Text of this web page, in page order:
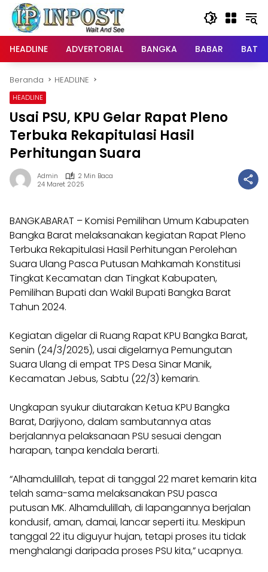
Langsung
konten
HEADLINE
ADVERTORIAL BANGKA BABAR
Beranda HEADLINE
HEADLINE
Usai PSU, KPU Gelar Rapat Pleno
Terbuka Rekapitulasi Hasil
Perhitungan Suara
Admin
2 Min Baca
24 Maret 2025
BANGKABARAT – Komisi Pemilihan Umum Kabupaten
Bangka Barat melaksanakan kegiatan Rapat Pleno
Terbuka Rekapitulasi Hasil Perhitungan Perolehan
Suara Ulang Pasca Putusan Mahkamah Konstitusi
Tingkat Kecamatan dan Tingkat Kabupaten,
Pemilihan Bupati dan Wakil Bupati Bangka Barat
Tahun 2024.
Kegiatan digelar di Ruang Rapat KPU Bangka Barat,
Senin (24/3/2025), usai digelarnya Pemungutan
Suara Ulang di empat TPS Desa Sinar Manik,
Kecamatan Jebus, Sabtu (22/3) kemarin.
Ungkapan syukur diutarakan Ketua KPU Bangka
Barat, Darjiyono, dalam sambutannya atas
berjalannya pelaksanaan PSU sesuai dengan
harapan, tanpa kendala berarti.
“Alhamdulillah, tepat di tanggal 22 maret kemarin kita
telah sama-sama melaksanakan PSU pasca
putusan MK. Alhamdulillah, di lapangannya berjalan
kondusif, aman, damai, lancar seperti itu. Meskipun
tanggal 22 itu diguyur hujan, tetapi proses itu tidak
menghalangi daripada proses PSU kita,” ucapnya.